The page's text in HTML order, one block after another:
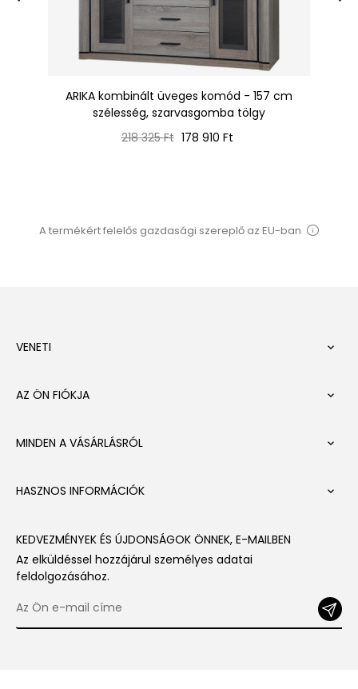
ARIKA kombinált üveges komód - 157 cm
szélesség, szarvasgomba tölgy
Normál
218 325 Ft Ár
178 910 Ft
A termékért felelős gazdasági szereplő az EU-ban
VENETI 
AZ ÖN FIÓKJA 
MINDEN A VÁSÁRLÁSRÓL 
HASZNOS INFORMÁCIÓK 
KEDVEZMÉNYEK ÉS ÚJDONSÁGOK ÖNNEK, E-MAILBEN
Az elküldéssel hozzájárul személyes adatai
feldolgozásához.